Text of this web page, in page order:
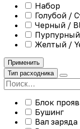
Набор
Голубой /
Черный /
Желтый /
Применить
Тип расходника
Блок
Бушинг
Вал заряда